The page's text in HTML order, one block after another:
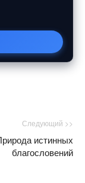
Следующий >>
истинных
благословений